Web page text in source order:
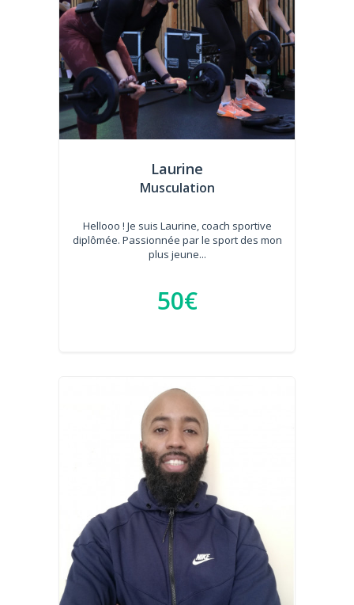
Laurine
Musculation
Hellooo ! Je suis Laurine, coach sportive
diplômée. Passionnée par le sport des mon
plus jeune...
50€